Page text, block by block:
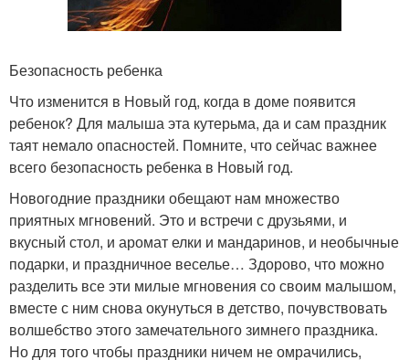
Безопасность ребенка
Что изменится в Новый год, когда в доме появится
ребенок? Для малыша эта кутерьма, да и сам праздник
таят немало опасностей. Помните, что сейчас важнее
всего безопасность ребенка в Новый год.
Новогодние праздники обещают нам множество
приятных мгновений. Это и встречи с друзьями, и
вкусный стол, и аромат елки и мандаринов, и необычные
подарки, и праздничное веселье… Здорово, что можно
разделить все эти милые мгновения со своим малышом,
вместе с ним снова окунуться в детство, почувствовать
волшебство этого замечательного зимнего праздника.
Но для того чтобы праздники ничем не омрачились,